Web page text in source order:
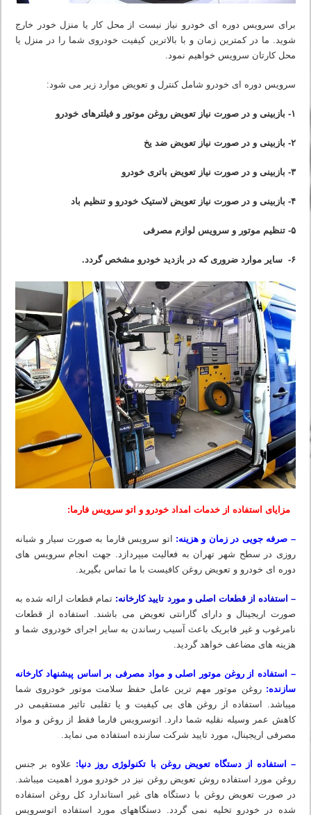
برای سرویس دوره ای خودرو نیاز نیست از محل کار یا منزل خودر خارج
شوید. ما در کمترین زمان و با بالاترین کیفیت خودروی شما را در منزل یا
محل کارتان سرویس خواهیم نمود.
سرویس دوره ای خودرو شامل کنترل و تعویض موارد زیر می شود:
۱- بازبینی و در صورت نیاز تعویض روغن موتور و فیلترهای خودرو
۲- بازبینی و در صورت نیاز تعویض ضد یخ
۳- بازبینی و در صورت نیاز تعویض باتری خودرو
۴- بازبینی و در صورت نیاز تعویض لاستیک خودرو و تنظیم باد
۵- تنظیم موتور و سرویس لوازم مصرفی
۶- سایر موارد ضروری که در بازدید خودرو مشخص گردد.
مزایای استفاده از خدمات امداد خودرو و اتو سرویس فارما:
– صرفه جویی در زمان و هزینه: اتو سرویس فارما به صورت سیار و شبانه
روزی در سطح شهر تهران به فعالیت میپردازد. جهت انجام سرویس های
دوره ای خودرو و تعویض روغن کافیست با ما تماس بگیرید.
– استفاده از قطعات اصلی و مورد تایید کارخانه: تمام قطعات ارائه شده به
صورت اریجینال و دارای گارانتی تعویض می باشند. استفاده از قطعات
نامرغوب و غیر فابریک باعث آسیب رساندن به سایر اجرای خودروی شما و
هزینه های مضاعف خواهد گردید.
– استفاده از روغن موتور اصلی و مواد مصرفی بر اساس پیشنهاد کارخانه
سازنده: روغن موتور مهم ترین عامل حفظ سلامت موتور خودروی شما
میباشد. استفاده از روغن های بی کیفیت و یا تقلبی تاثیر مستقیمی در
کاهش عمر وسیله نقلیه شما دارد. اتوسرویس فارما فقط از روغن و مواد
مصرفی اریجینال، مورد تایید شرکت سازنده استفاده می نماید.
– استفاده از دستگاه تعویض روغن با تکنولوژی روز دنیا: علاوه بر جنس
روغن مورد استفاده روش تعویض روغن نیز در خودرو مورد اهمیت میباشد.
در صورت تعویض روغن با دستگاه های غیر استاندارد کل روغن استفاده
شده در خودرو تخلیه نمی گردد. دستگاه‏های مورد استفاده اتوسرویس